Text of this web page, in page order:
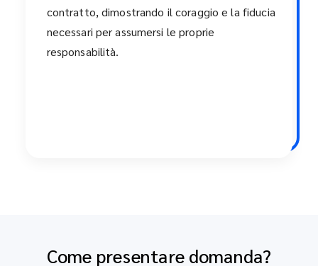
contratto, dimostrando il coraggio e la fiducia
necessari per assumersi le proprie
responsabilità.
Come presentare domanda?